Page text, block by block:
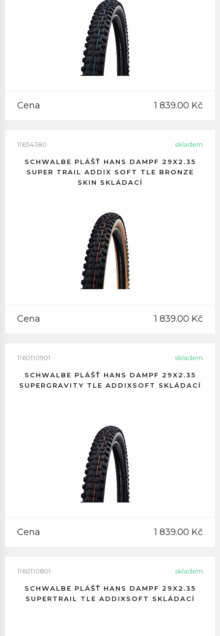
Cena 1 839.00 Kč
11654380 skladem
SCHWALBE PLÁŠŤ HANS DAMPF 29X2.35
SUPER TRAIL ADDIX SOFT TLE BRONZE
SKIN SKLÁDACÍ
Cena 1 839.00 Kč
1160110901 skladem
SCHWALBE PLÁŠŤ HANS DAMPF 29X2.35
SUPERGRAVITY TLE ADDIXSOFT SKLÁDACÍ
Cena 1 839.00 Kč
1160110801 skladem
SCHWALBE PLÁŠŤ HANS DAMPF 29X2.35
SUPERTRAIL TLE ADDIXSOFT SKLÁDACÍ